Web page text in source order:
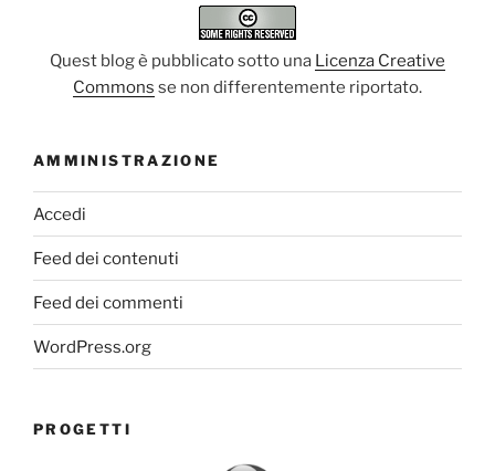
Quest blog è pubblicato sotto una Licenza Creative
Commons se non differentemente riportato.
AMMINISTRAZIONE
Accedi
Feed dei contenuti
Feed dei commenti
WordPress.org
PROGETTI